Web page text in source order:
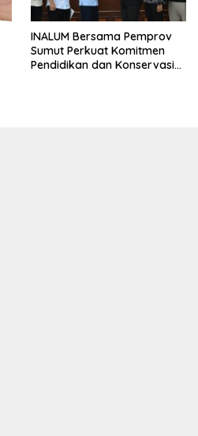
INALUM Bersama Pemprov
Sumut Perkuat Komitmen
Pendidikan dan Konservasi